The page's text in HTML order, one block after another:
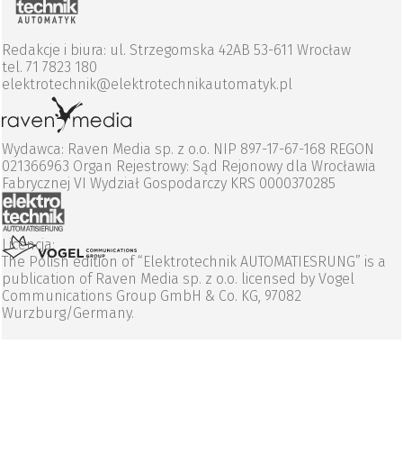
Redakcje i biura: ul. Strzegomska 42AB 53-611 Wrocław
tel. 71 7823 180
elektrotechnik@elektrotechnikautomatyk.pl
Wydawca: Raven Media sp. z o.o. NIP 897-17-67-168 REGON
021366963 Organ Rejestrowy: Sąd Rejonowy dla Wrocławia
Fabrycznej VI Wydział Gospodarczy KRS 0000370285
Licencja:
The Polish edition of “Elektrotechnik AUTOMATIESRUNG” is a
publication of Raven Media sp. z o.o. licensed by Vogel
Communications Group GmbH & Co. KG, 97082
Wurzburg/Germany.